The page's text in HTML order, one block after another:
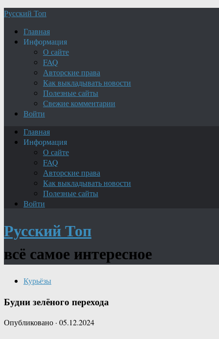
Русский Топ
Главная
Информация
О сайте
FAQ
Авторские права
Как выкладывать новости
Полезные сайты
Свежие комментарии
Войти
Главная
Информация
О сайте
FAQ
Авторские права
Как выкладывать новости
Полезные сайты
Войти
Русский Топ
всё самое интересное
Курьёзы
Будни зелёного перехода
Опубликовано · 05.12.2024